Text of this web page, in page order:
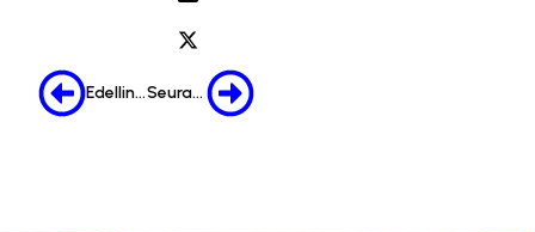
Edellinen Seuraava